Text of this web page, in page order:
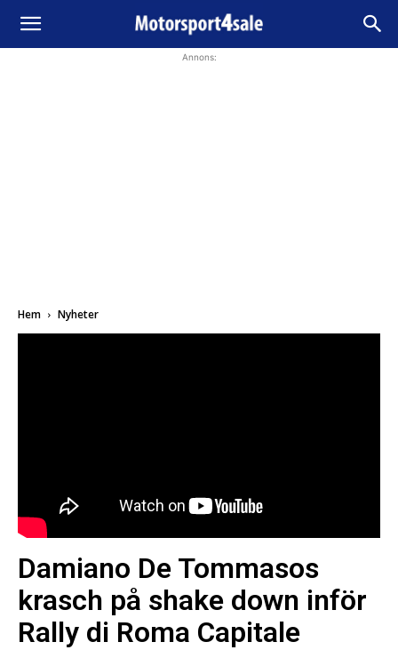
Annons:
Hem Nyheter
Damiano De Tommasos
krasch på shake down inför
Rally di Roma Capitale